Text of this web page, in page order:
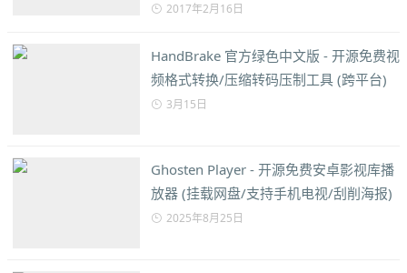
2017年2月16日
HandBrake 官方绿色中文版 - 开源免费视
频格式转换/压缩转码压制工具 (跨平台)
3月15日
Ghosten Player - 开源免费安卓影视库播
放器 (挂载网盘/支持手机电视/刮削海报)
2025年8月25日